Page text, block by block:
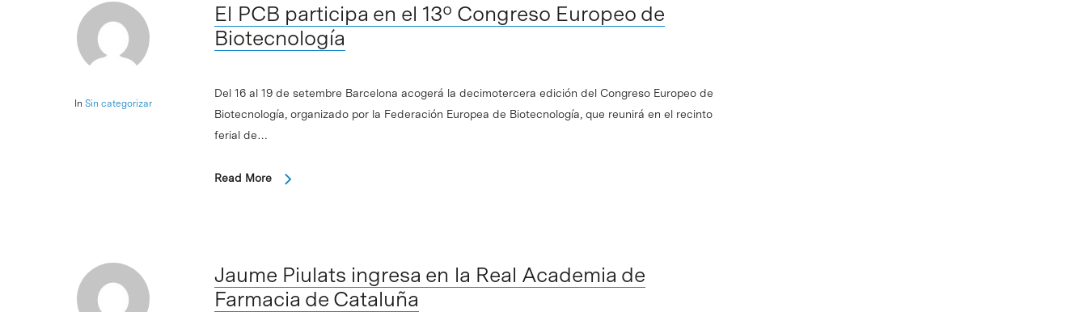
In Sin categorizar
El PCB participa en el 13º Congreso Europeo de
Biotecnología
Del 16 al 19 de setembre Barcelona acogerá la decimotercera edición del Congreso Europeo de
Biotecnología, organizado por la Federación Europea de Biotecnología, que reunirá en el recinto
ferial de…
Read More
Jaume Piulats ingresa en la Real Academia de
Farmacia de Cataluña